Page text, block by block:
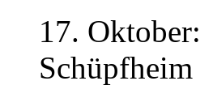
17. Oktober:
Schüpfheim